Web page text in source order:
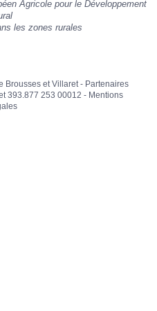
Agricole pour le Développement
les zones rurales
Brousses et Villaret - Partenaires
393.877 253 00012 - Mentions